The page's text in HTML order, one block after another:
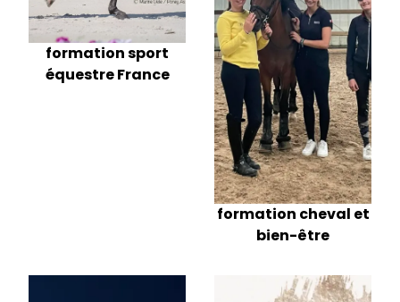
formation sport
équestre France
formation cheval et
bien-être